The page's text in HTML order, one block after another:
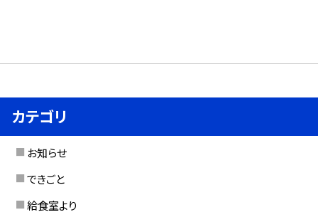
カテゴリ
お知らせ
できごと
給食室より